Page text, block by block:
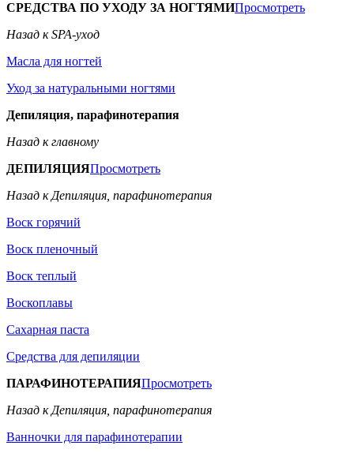
СРЕДСТВА ПО УХОДУ ЗА НОГТЯМИПросмотреть
Назад к SPA-уход
Масла для ногтей
Уход за натуральными ногтями
Депиляция, парафинотерапия
Назад к главному
ДЕПИЛЯЦИЯПросмотреть
Назад к Депиляция, парафинотерапия
Воск горячий
Воск пленочный
Воск теплый
Воскоплавы
Сахарная паста
Средства для депиляции
ПАРАФИНОТЕРАПИЯПросмотреть
Назад к Депиляция, парафинотерапия
Ванночки для парафинотерапии